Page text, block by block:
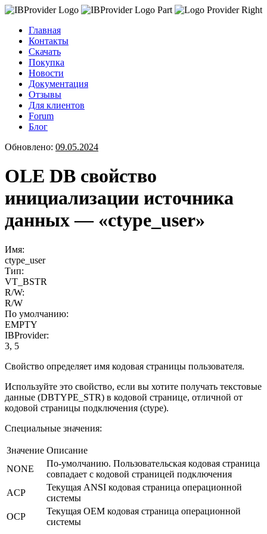
Главная
Контакты
Скачать
Покупка
Новости
Документация
Отзывы
Для клиентов
Forum
Блог
Обновлено: 09.05.2024
OLE DB свойство
инициализации источника
данных — «ctype_user»
Имя:
ctype_user
Тип:
VT_BSTR
R/W:
R/W
По умолчанию:
EMPTY
IBProvider:
3, 5
Свойство определяет имя кодовая страницы пользователя.
Используйте это свойство, если вы хотите получать текстовые
данные (DBTYPE_STR) в кодовой странице, отличной от
кодовой страницы подключения (ctype).
Специальные значения:
Значение Описание
NONE
По-умолчанию. Пользовательская кодовая страница
совпадает с кодовой страницей подключения
ACP
Текущая ANSI кодовая страница операционной
системы
OCP
Текущая OEM кодовая страница операционной
системы